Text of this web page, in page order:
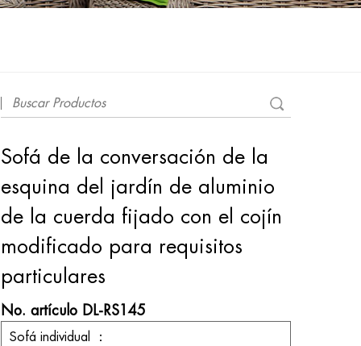
Sofá de la conversación de la
esquina del jardín de aluminio
de la cuerda fijado con el cojín
modificado para requisitos
particulares
No. artículo DL-RS145
Sofá individual
：